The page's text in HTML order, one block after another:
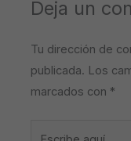
Deja un
Tu dirección de
publicada. Los
marcados con *